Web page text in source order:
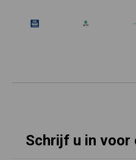
Schrijf u in voor